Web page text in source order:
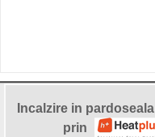
Incalzire in pardoseala
prin